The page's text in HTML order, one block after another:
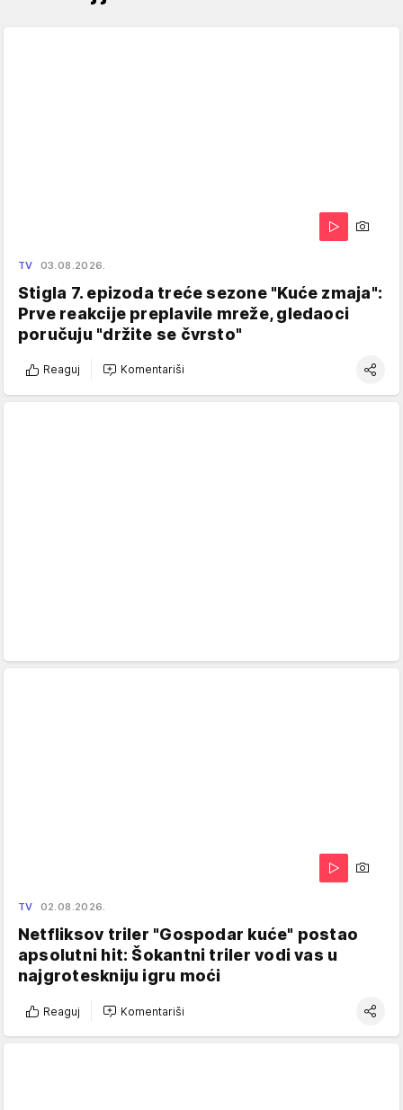
TV 03.08.2026.
Stigla 7. epizoda treće sezone "Kuće zmaja":
Prve reakcije preplavile mreže, gledaoci
poručuju "držite se čvrsto"
Reaguj Komentariši
TV 02.08.2026.
Netfliksov triler "Gospodar kuće" postao
apsolutni hit: Šokantni triler vodi vas u
najgroteskniju igru moći
Reaguj Komentariši